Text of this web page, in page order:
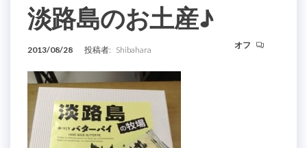
淡路島のお土産♪
2013/08/28 投稿者: Shibahara オフ